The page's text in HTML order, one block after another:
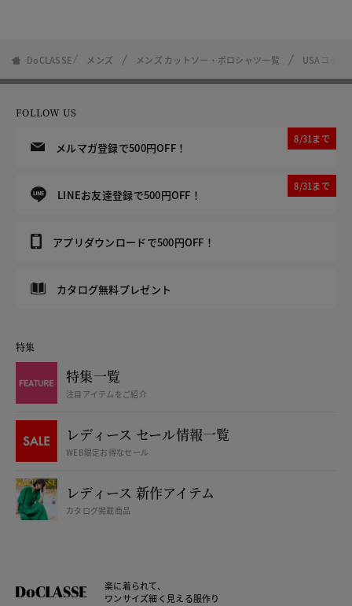
DoCLASSE メンズ メンズ カットソー・ポロシャツ一覧 USAコット
FOLLOW US
メルマガ登録で500円OFF！
8/31まで
LINEお友達登録で500円OFF！
8/31まで
アプリダウンロードで500円OFF！
カタログ無料プレゼント
特集
特集一覧
注目アイテムをご紹介
レディース セール情報一覧
WEB限定お得なセール
レディース 新作アイテム
カタログ掲載商品
楽に着られて、
ワンサイズ細く見える服作り